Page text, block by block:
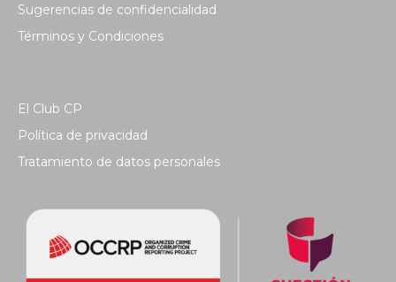
Sugerencias de confidencialidad
Términos y Condiciones
El Club CP
Política de privacidad
Tratamiento de datos personales